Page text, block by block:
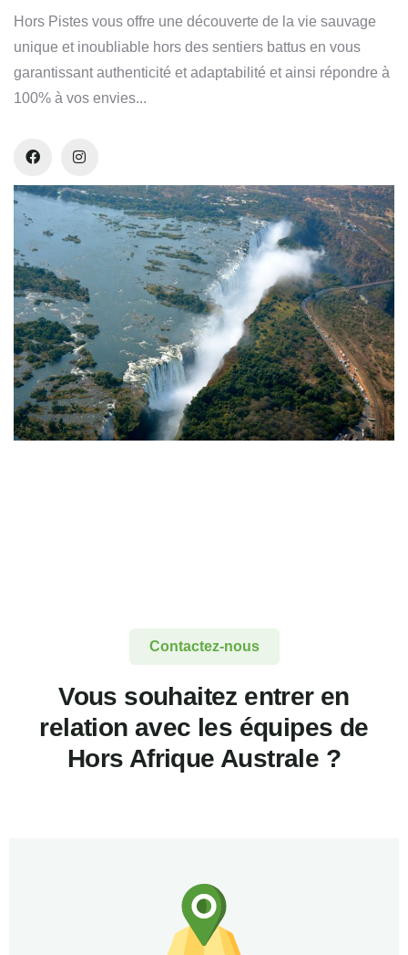
Hors Pistes vous offre une découverte de la vie sauvage
unique et inoubliable hors des sentiers battus en vous
garantissant authenticité et adaptabilité et ainsi répondre à
100% à vos envies...
Contactez-nous
Vous souhaitez entrer en
relation avec les équipes de
Hors Afrique Australe ?